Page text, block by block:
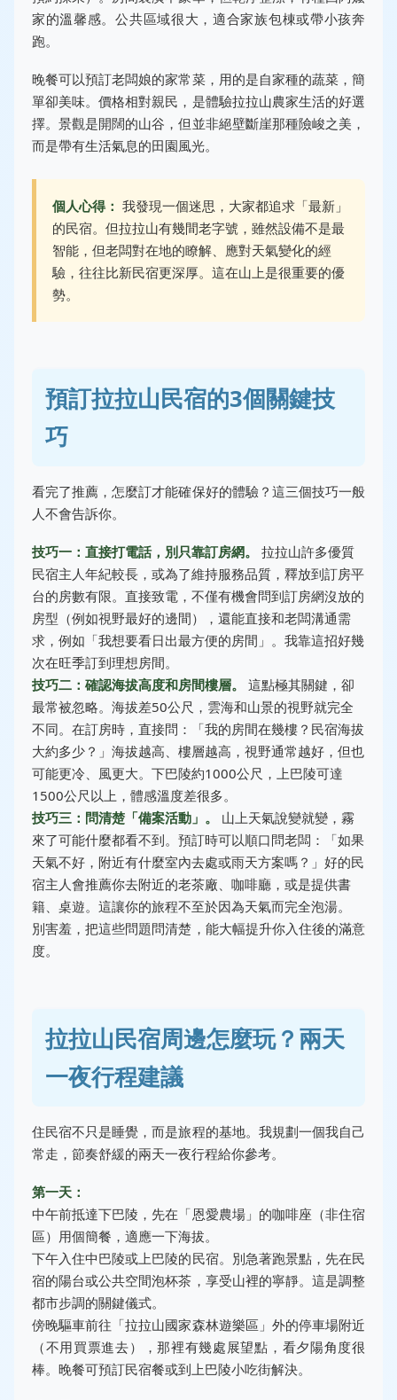
家的溫馨感。公共區域很大，適合家族包棟或帶小孩奔
跑。
晚餐可以預訂老闆娘的家常菜，用的是自家種的蔬菜，簡
單卻美味。價格相對親民，是體驗拉拉山農家生活的好選
擇。景觀是開闊的山谷，但並非絕壁斷崖那種險峻之美，
而是帶有生活氣息的田園風光。
個人心得： 我發現一個迷思，大家都追求「最新」
的民宿。但拉拉山有幾間老字號，雖然設備不是最
智能，但老闆對在地的瞭解、應對天氣變化的經
驗，往往比新民宿更深厚。這在山上是很重要的優
勢。
預訂拉拉山民宿的3個關鍵技
巧
看完了推薦，怎麼訂才能確保好的體驗？這三個技巧一般
人不會告訴你。
技巧一：直接打電話，別只靠訂房網。
拉拉山許多優質
民宿主人年紀較長，或為了維持服務品質，釋放到訂房平
台的房數有限。直接致電，不僅有機會問到訂房網沒放的
房型（例如視野最好的邊間），還能直接和老闆溝通需
求，例如「我想要看日出最方便的房間」。我靠這招好幾
次在旺季訂到理想房間。
技巧二：確認海拔高度和房間樓層。
這點極其關鍵，卻
最常被忽略。海拔差50公尺，雲海和山景的視野就完全
不同。在訂房時，直接問：「我的房間在幾樓？民宿海拔
大約多少？」海拔越高、樓層越高，視野通常越好，但也
可能更冷、風更大。下巴陵約1000公尺，上巴陵可達
1500公尺以上，體感溫度差很多。
技巧三：問清楚「備案活動」。
山上天氣說變就變，霧
來了可能什麼都看不到。預訂時可以順口問老闆：「如果
天氣不好，附近有什麼室內去處或雨天方案嗎？」好的民
宿主人會推薦你去附近的老茶廠、咖啡廳，或是提供書
籍、桌遊。這讓你的旅程不至於因為天氣而完全泡湯。
別害羞，把這些問題問清楚，能大幅提升你入住後的滿意
度。
拉拉山民宿周邊怎麼玩？兩天
一夜行程建議
住民宿不只是睡覺，而是旅程的基地。我規劃一個我自己
常走，節奏舒緩的兩天一夜行程給你參考。
第一天：
中午前抵達下巴陵，先在「恩愛農場」的咖啡座（非住宿
區）用個簡餐，適應一下海拔。
下午入住中巴陵或上巴陵的民宿。別急著跑景點，先在民
宿的陽台或公共空間泡杯茶，享受山裡的寧靜。這是調整
都市步調的關鍵儀式。
傍晚驅車前往「拉拉山國家森林遊樂區」外的停車場附近
（不用買票進去），那裡有幾處展望點，看夕陽角度很
棒。晚餐可預訂民宿餐或到上巴陵小吃街解決。